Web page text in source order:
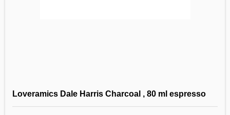
Loveramics Dale Harris Charcoal , 80 ml espresso